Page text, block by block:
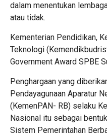
dalam menentukan
atau tidak.
Kementerian Pendidikan,
Teknologi
Government Award SPBE
Penghargaan yang
Pendayagunaan Aparatur
(KemenPAN- RB) selaku
Nasional itu sebagai
Sistem Pemerintahan